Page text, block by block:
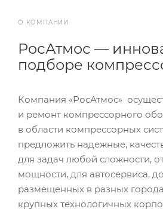
О КОМПАНИИ
РосАтмос —
подборе
Компания «РосАтмос»
и ремонт компрессорного
в области компрессорных
предложить надежные,
для задач любой сложности,
мощности, для автосервиса,
размещенных в разных
крупных технологичных